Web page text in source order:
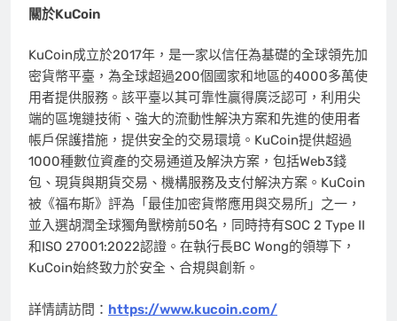
關於KuCoin
KuCoin成立於2017年，是一家以信任為基礎的全球領先加
密貨幣平臺，為全球超過200個國家和地區的4000多萬使
用者提供服務。該平臺以其可靠性贏得廣泛認可，利用尖
端的區塊鏈技術、強大的流動性解決方案和先進的使用者
帳戶保護措施，提供安全的交易環境。KuCoin提供超過
1000種數位資產的交易通道及解決方案，包括Web3錢
包、現貨與期貨交易、機構服務及支付解決方案。KuCoin
被《福布斯》評為「最佳加密貨幣應用與交易所」之一，
並入選胡潤全球獨角獸榜前50名，同時持有SOC 2 Type II
和ISO 27001:2022認證。在執行長BC Wong的領導下，
KuCoin始終致力於安全、合規與創新。
詳情請訪問： https://www.kucoin.com/